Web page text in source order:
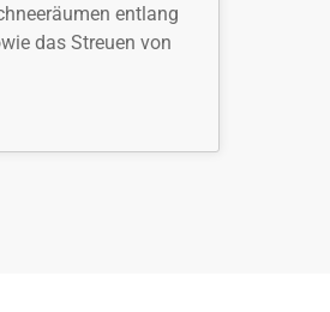
entlang
das Streuen von